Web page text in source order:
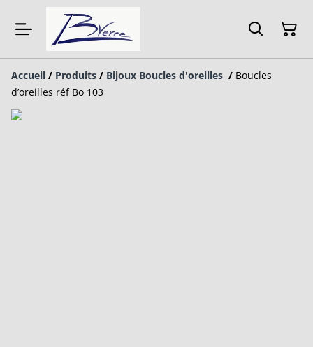
Accueil / Produits / Bijoux Boucles d'oreilles / Boucles
d’oreilles réf Bo 103